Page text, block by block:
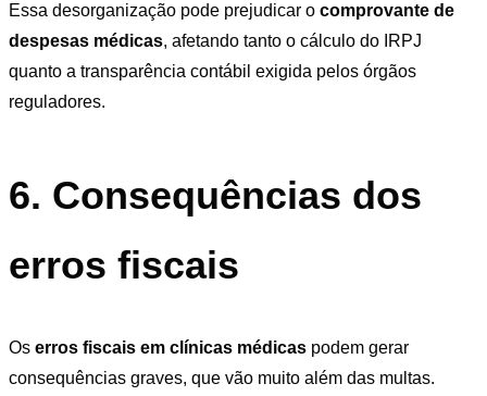
Essa desorganização pode prejudicar o comprovante de
despesas médicas, afetando tanto o cálculo do IRPJ
quanto a transparência contábil exigida pelos órgãos
reguladores.
6. Consequências dos
erros fiscais
Os erros fiscais em clínicas médicas podem gerar
consequências graves, que vão muito além das multas.